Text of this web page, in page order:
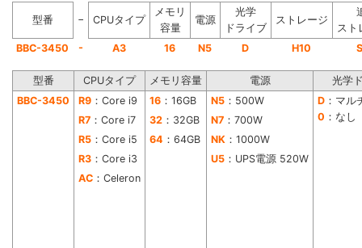
型番 − CPUタイプ
メモリ
容量
電源
光学
ドライブ
ストレージ
スト
BBC-3450
- A3 16 N5 D H10
型番 CPUタイプ メモリ容量 電源
光学
BBC-3450
R9 ：Core i9 16 ：16GB N5 ：500W D ：マル
0 ：なし
R7 ：Core i7 32 ：32GB N7 ：700W
R5 ：Core i5 64 ：64GB NK ：1000W
R3 ：Core i3 U5 ：UPS電源 520W
AC ：Celeron